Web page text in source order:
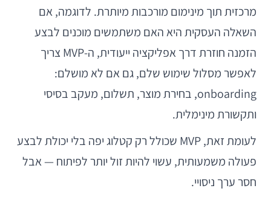
מרכזית תוך מינימום מורכבות מיותרת. לדוגמה, אם
השאלה העסקית היא האם משתמשים מוכנים לבצע
הזמנה חוזרת דרך אפליקציה ייעודית, ה-MVP צריך
לאפשר מסלול שימוש שלם, גם אם לא מושלם:
onboarding, בחירת מוצר, תשלום, מעקב בסיסי
ותקשורת מינימלית.
לעומת זאת, MVP שכולל רק קטלוג יפה בלי יכולת לבצע
פעולה משמעותית, עשוי להיות זול יותר לפיתוח — אבל
חסר ערך ניסויי.